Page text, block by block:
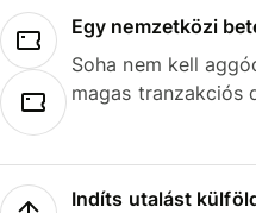
Egy nemzetközi
Soha nem kell
magas tranzakciós
Indíts utalást